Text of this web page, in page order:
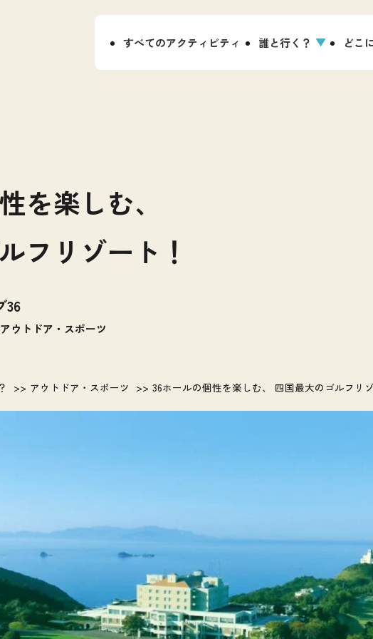
すべてのアクティビティ 誰と行く？ どこ
を楽しむ、
フリゾート！
36
アウトドア・スポーツ
アウトドア・スポーツ 36ホールの個性を楽しむ、 四国最大のゴルフリ